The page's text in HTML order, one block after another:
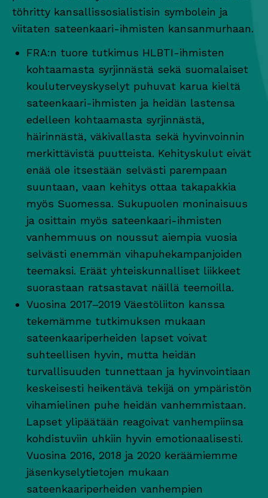
töhritty kansallissosialistisin symbolein ja
viitaten sateenkaari-ihmisten kansanmurhaan.
FRA:n tuore tutkimus HLBTI-ihmisten
kohtaamasta syrjinnästä sekä suomalaiset
kouluterveyskyselyt puhuvat karua kieltä
sateenkaari-ihmisten ja heidän lastensa
edelleen kohtaamasta syrjinnästä,
häirinnästä, väkivallasta sekä hyvinvoinnin
merkittävistä puutteista. Kehityskulut eivät
enää ole itsestään selvästi parempaan
suuntaan, vaan kehitys ottaa takapakkia
myös Suomessa. Sukupuolen moninaisuus
ja osittain myös sateenkaari-ihmisten
vanhemmuus on noussut aiempia vuosia
selvästi enemmän vihapuhekampanjoiden
teemaksi. Eräät yhteiskunnalliset liikkeet
suorastaan ratsastavat näillä teemoilla.
Vuosina 2017–2019 Väestöliiton kanssa
tekemämme tutkimuksen mukaan
sateenkaariperheiden lapset voivat
suhteellisen hyvin, mutta heidän
turvallisuuden tunnettaan ja hyvinvointiaan
keskeisesti heikentävä tekijä on ympäristön
vihamielinen puhe heidän vanhemmistaan.
Lapset ylipäätään reagoivat vanhempiinsa
kohdistuviin uhkiin hyvin emotionaalisesti.
Vuosina 2016, 2018 ja 2020 keräämiemme
jäsenkyselytietojen mukaan
sateenkaariperheiden vanhempien